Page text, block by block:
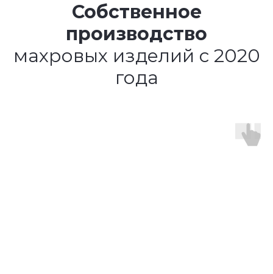
Собственное
производство
махровых изделий с 2020
года